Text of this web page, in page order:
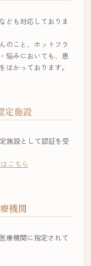
ども対応しておりま
のこと、ホットフラ
悩みにおいても、患
はかっております。
定施設
施設として認証を受
こちら
機関
療機関に指定されて